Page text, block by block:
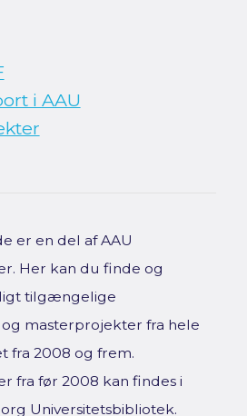
i AAU
er en del af AAU
Her kan du finde og
tilgængelige
masterprojekter fra hele
fra 2008 og frem.
fra før 2008 kan findes i
Universitetsbibliotek.